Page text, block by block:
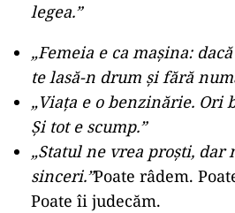
legea.”
„Femeia e ca mașina:
te lasă-n drum și fără
„Viața e o benzinărie. Ori
Și tot e scump.”
„Statul ne vrea proști, dar
sinceri.”Poate râdem.
Poate îi judecăm.